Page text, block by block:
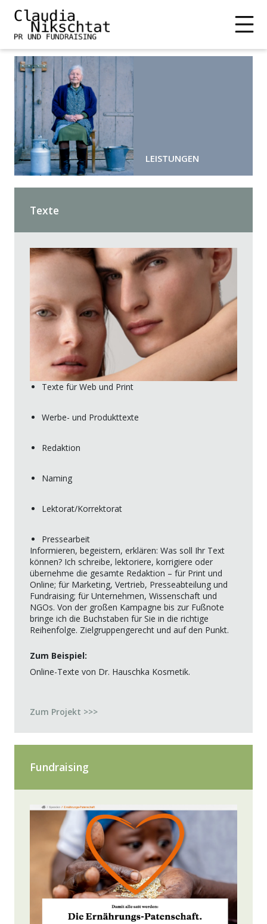
LEISTUNGEN
Texte
Texte für Web und Print
Werbe- und Produkttexte
Redaktion
Naming
Lektorat/Korrektorat
Pressearbeit
Informieren, begeistern, erklären: Was soll Ihr Text
können? Ich schreibe, lektoriere, korrigiere oder
übernehme die gesamte Redaktion – für Print und
Online; für Marketing, Vertrieb, Presseabteilung und
Fundraising; für Unternehmen, Wissenschaft und
NGOs. Von der großen Kampagne bis zur Fußnote
bringe ich die Buchstaben für Sie in die richtige
Reihenfolge. Zielgruppengerecht und auf den Punkt.
Zum Beispiel:
Online-Texte von Dr. Hauschka Kosmetik.
Zum Projekt >>>
Fundraising